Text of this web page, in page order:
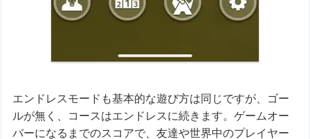
エンドレスモードも基本的な遊び方は同じですが、ゴー
ルが無く、コースはエンドレスに続きます。ゲームオー
バーになるまでのスコアで、友達や世界中のプレイヤー